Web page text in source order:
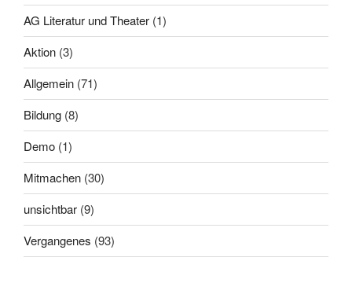
AG Literatur und Theater (1)
Aktion (3)
Allgemein (71)
Bildung (8)
Demo (1)
Mitmachen (30)
unsichtbar (9)
Vergangenes (93)